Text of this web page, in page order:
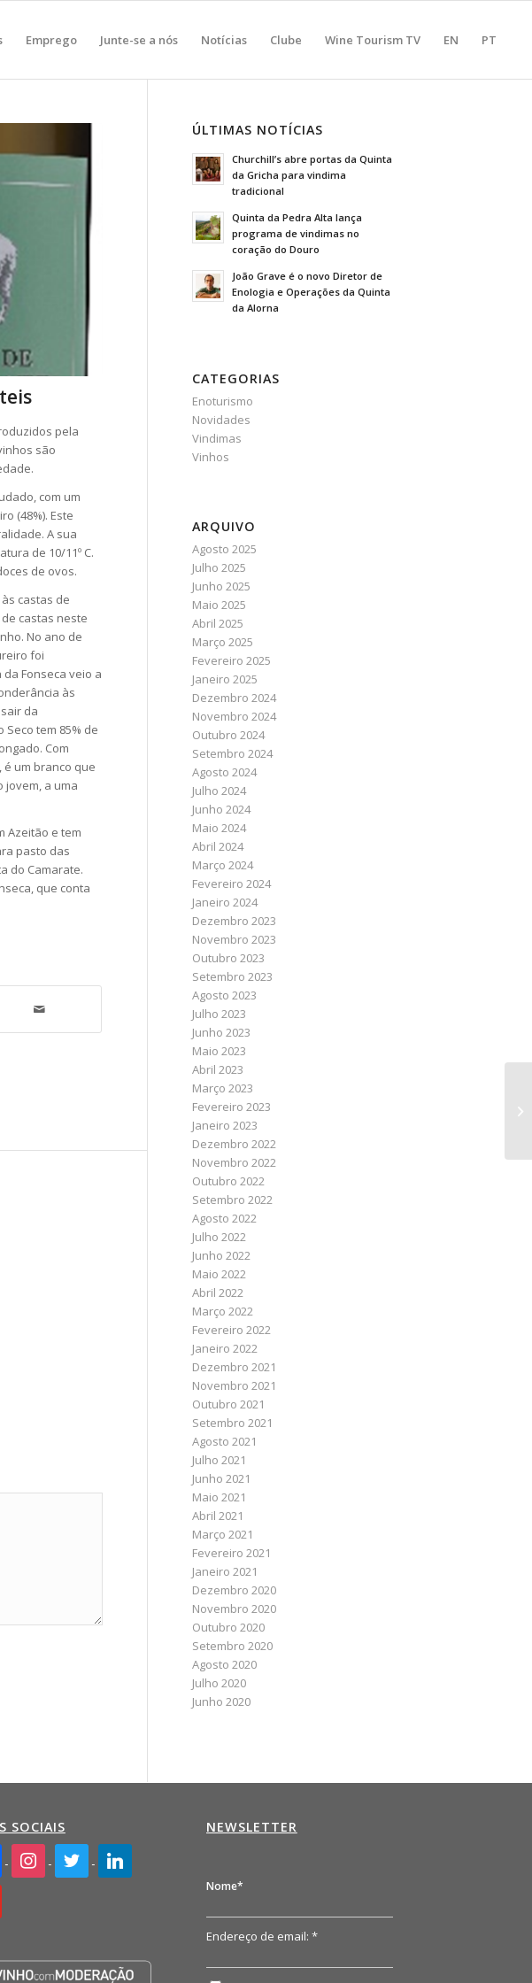
Emprego Junte-se a nós Notícias Clube Wine Tourism TV EN PT
pela
são
com um
(48%). Este
A sua
de 10/11º C.
de ovos.
castas de
castas neste
No ano de
foi
Fonseca veio a
às
da
tem 85% de
Com
um branco que
jovem, a uma
Azeitão e tem
pasto das
do Camarate.
que conta
ÚLTIMAS NOTÍCIAS
Churchill’s abre portas da Quinta
da Gricha para vindima
tradicional
Quinta da Pedra Alta lança
programa de vindimas no
coração do Douro
João Grave é o novo Diretor de
Enologia e Operações da Quinta
da Alorna
CATEGORIAS
Enoturismo
Novidades
Vindimas
Vinhos
ARQUIVO
Agosto 2025
Julho 2025
Junho 2025
Maio 2025
Abril 2025
Março 2025
Fevereiro 2025
Janeiro 2025
Dezembro 2024
Novembro 2024
Outubro 2024
Setembro 2024
Agosto 2024
Julho 2024
Junho 2024
Maio 2024
Abril 2024
Março 2024
Fevereiro 2024
Janeiro 2024
Dezembro 2023
Novembro 2023
Outubro 2023
Setembro 2023
Agosto 2023
Julho 2023
Junho 2023
Maio 2023
Abril 2023
Março 2023
Fevereiro 2023
Janeiro 2023
Dezembro 2022
Novembro 2022
Outubro 2022
Setembro 2022
Agosto 2022
Julho 2022
Junho 2022
Maio 2022
Abril 2022
Março 2022
Fevereiro 2022
Janeiro 2022
Dezembro 2021
Novembro 2021
Outubro 2021
Setembro 2021
Agosto 2021
Julho 2021
Junho 2021
Maio 2021
Abril 2021
Março 2021
Fevereiro 2021
Janeiro 2021
Dezembro 2020
Novembro 2020
Outubro 2020
Setembro 2020
Agosto 2020
Julho 2020
Junho 2020
SOCIAIS
instagramtwitter linkedin
NEWSLETTER
Nome*
Endereço de email: *